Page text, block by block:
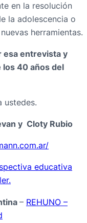
en la resolución
la adolescencia o
herramientas.
esa entrevista y
40 años del
ustedes.
y Cloty Rubio
educativa
– REHUNO –